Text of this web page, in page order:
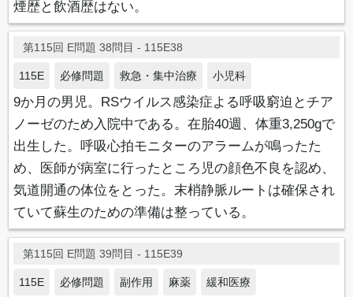
煙歴と飲酒歴はない。
第115回 E問題 38問目 - 115E38
115E 必修問題 救急・集中治療 小児科
9か月の男児。RSウイルス感染症よる呼吸窮迫とチア
ノーゼのため入院中である。在胎40週、体重3,250gで
出生した。呼吸心拍モニターのアラームが鳴ったた
め、医師が病室に行ったところ児の顔色不良を認め、
気道開通の体位をとった。末梢静脈ルートは確保され
ていて蘇生のための準備は整っている。
第115回 E問題 39問目 - 115E39
115E 必修問題 副作用 麻薬 緩和医療